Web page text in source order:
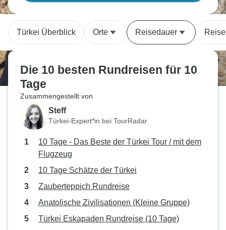
Türkei Überblick Orte Reisedauer
Die 10 besten Rundreisen für 10
Tage
Zusammengestellt von
Steff
Türkei-Expert*in bei TourRadar
10 Tage - Das Beste der Türkei Tour / mit dem
Flugzeug
10 Tage Schätze der Türkei
Zauberteppich Rundreise
Anatolische Zivilisationen (Kleine Gruppe)
Türkei Eskapaden Rundreise (10 Tage)